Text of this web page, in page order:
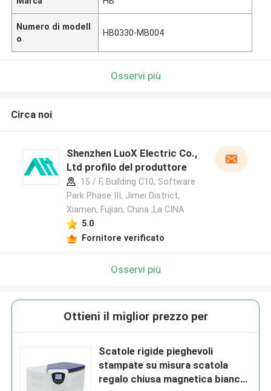
Numero di modell
o
HB0330-MB004
Osservi più
Circa noi
Shenzhen LuoX Electric Co.,
Ltd profilo del produttore
15 / F, Building C10, Software
Park Phase III, Jimei District,
Xiamen, Fujian, China ,La CINA
5.0
Fornitore verificato
Osservi più
Ottieni il miglior prezzo per
Scatole rigide pieghevoli
stampate su misura scatola
regalo chiusa magnetica bianca